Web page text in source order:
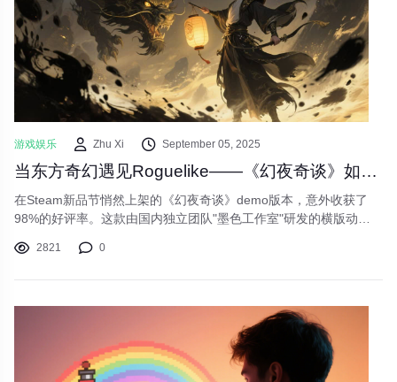
游戏娱乐 Zhu Xi September 05, 2025
当东方奇幻遇见Roguelike——《幻夜奇谈》如何用一盏灯笼照亮游戏市场？
在Steam新品节悄然上架的《幻夜奇谈》demo版本，意外收获了
98%的好评率。这款由国内独立团队"墨色工作室"研发的横版动作
忆的引魂人，在随机生成的幽冥之境中，用可进化的灯笼武器破解
2821 0